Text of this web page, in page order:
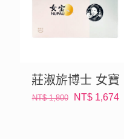
莊淑旂博士 女寶
NT$1,800
原
NT$1,674目